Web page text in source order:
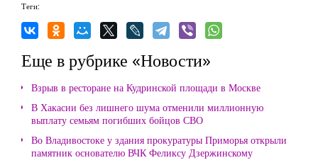
Теги:
Еще в рубрике «Новости»
Взрыв в ресторане на Кудринской площади в Москве
В Хакасии без лишнего шума отменили миллионную
выплату семьям погибших бойцов СВО
Во Владивостоке у здания прокуратуры Приморья открыли
памятник основателю ВЧК Феликсу Дзержинскому